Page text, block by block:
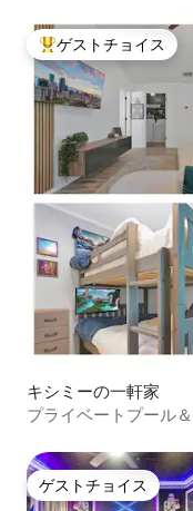
大好評のゲストチョイ
ゲストチョイス
キシミーの一軒家
プライベートプール
ゲストチョイス
ゲストチョイス